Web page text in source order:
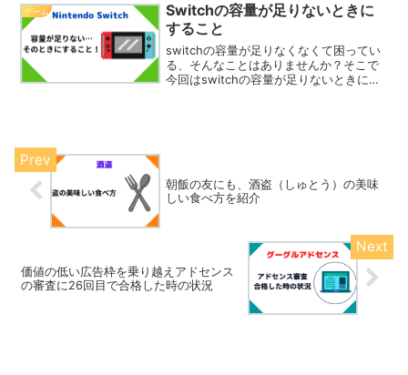
にしたいところです。そこで今回は、楽
に農業をするためのスプリ...
ゲーム
Switchの容量が足りないときに
すること
switchの容量が足りなくなくて困ってい
る、そんなことはありませんか？そこで
今回はswitchの容量が足りないときにす
朝飯の友にも、酒盗（しゅとう）の美味
しい食べ方を紹介
価値の低い広告枠を乗り越えアドセンス
の審査に26回目で合格した時の状況